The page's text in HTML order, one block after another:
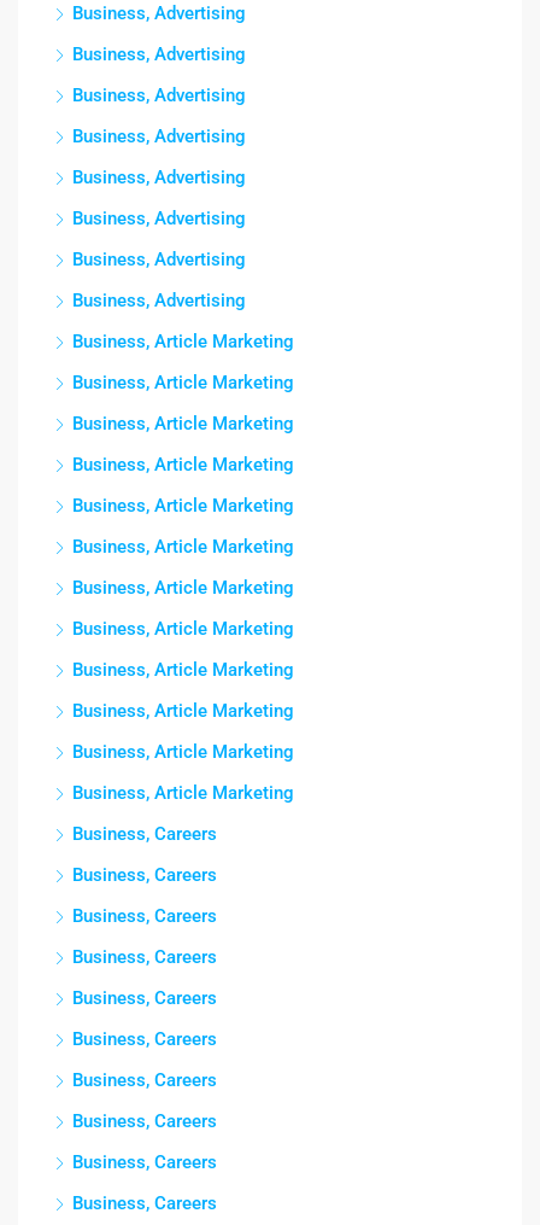
Business, Advertising
Business, Advertising
Business, Advertising
Business, Advertising
Business, Advertising
Business, Advertising
Business, Advertising
Business, Advertising
Business, Article Marketing
Business, Article Marketing
Business, Article Marketing
Business, Article Marketing
Business, Article Marketing
Business, Article Marketing
Business, Article Marketing
Business, Article Marketing
Business, Article Marketing
Business, Article Marketing
Business, Article Marketing
Business, Article Marketing
Business, Careers
Business, Careers
Business, Careers
Business, Careers
Business, Careers
Business, Careers
Business, Careers
Business, Careers
Business, Careers
Business, Careers